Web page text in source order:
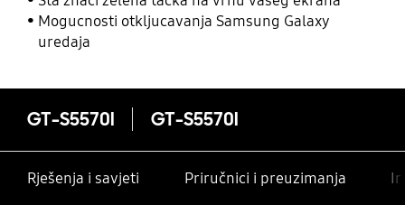
Mogucnosti otkljucavanja Samsung Galaxy
uredaja
GT-S5570I GT-S5570I
Rješenja i savjeti Priručnici i preuzimanja